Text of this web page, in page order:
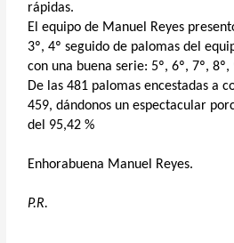
rápidas.
El equipo de Manuel Reyes
3º, 4º seguido de palomas del
con una buena serie: 5º, 6º, 7º, 8º,
De las 481 palomas encestadas a
459, dándonos un espectacular
del 95,42 %
Enhorabuena Manuel Reyes.
P.R.